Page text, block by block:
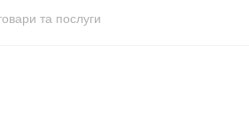
та послуги